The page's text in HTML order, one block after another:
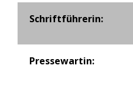
Schriftführerin:
Pressewartin: